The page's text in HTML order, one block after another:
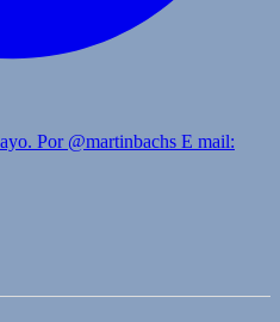
Por @martinbachs E mail: